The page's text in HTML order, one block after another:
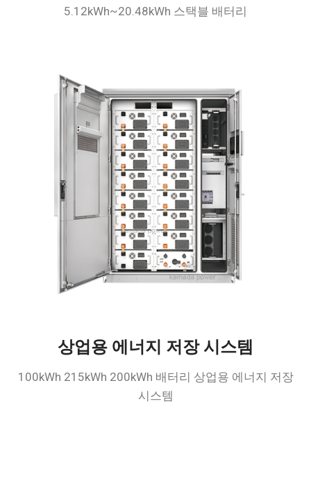
5.12kWh~20.48kWh 스택블 배터리
상업용 에너지 저장 시스템
100kWh 215kWh 200kWh 배터리 상업용 에너지 저장
시스템